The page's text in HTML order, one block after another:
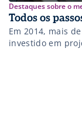
Destaques sobre o
Todos os
Em 2014, mais
investido em